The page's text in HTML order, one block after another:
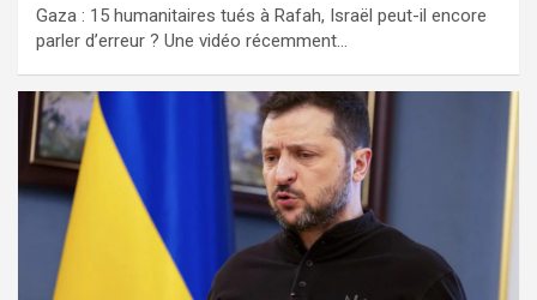
Gaza : 15 humanitaires tués à Rafah, Israël peut-il encore
parler d’erreur ? Une vidéo récemment…